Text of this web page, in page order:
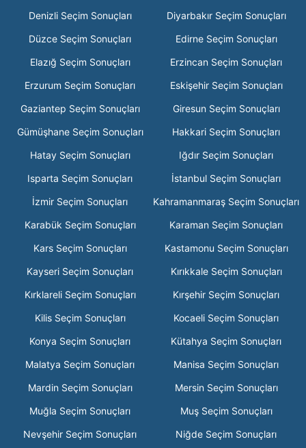
Denizli Seçim Sonuçları
Diyarbakır Seçim Sonuçları
Düzce Seçim Sonuçları
Edirne Seçim Sonuçları
Elazığ Seçim Sonuçları
Erzincan Seçim Sonuçları
Erzurum Seçim Sonuçları
Eskişehir Seçim Sonuçları
Gaziantep Seçim Sonuçları
Giresun Seçim Sonuçları
Gümüşhane Seçim Sonuçları
Hakkari Seçim Sonuçları
Hatay Seçim Sonuçları
Iğdır Seçim Sonuçları
Isparta Seçim Sonuçları
İstanbul Seçim Sonuçları
İzmir Seçim Sonuçları
Kahramanmaraş Seçim Sonuçları
Karabük Seçim Sonuçları
Karaman Seçim Sonuçları
Kars Seçim Sonuçları
Kastamonu Seçim Sonuçları
Kayseri Seçim Sonuçları
Kırıkkale Seçim Sonuçları
Kırklareli Seçim Sonuçları
Kırşehir Seçim Sonuçları
Kilis Seçim Sonuçları
Kocaeli Seçim Sonuçları
Konya Seçim Sonuçları
Kütahya Seçim Sonuçları
Malatya Seçim Sonuçları
Manisa Seçim Sonuçları
Mardin Seçim Sonuçları
Mersin Seçim Sonuçları
Muğla Seçim Sonuçları
Muş Seçim Sonuçları
Nevşehir Seçim Sonuçları
Niğde Seçim Sonuçları